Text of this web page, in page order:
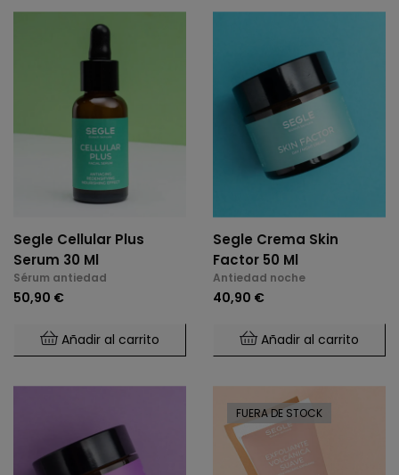
Segle Cellular Plus
Serum 30 Ml
Sérum antiedad
50,90 €
Añadir al carrito
Segle Crema Skin
Factor 50 Ml
Antiedad noche
40,90 €
Añadir al carrito
FUERA DE STOCK